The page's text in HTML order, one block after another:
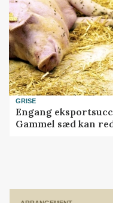
GRISE
Engang
Gammel sæd kan